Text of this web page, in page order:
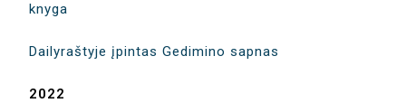
knyga
Dailyraštyje įpintas Gedimino sapnas
2022